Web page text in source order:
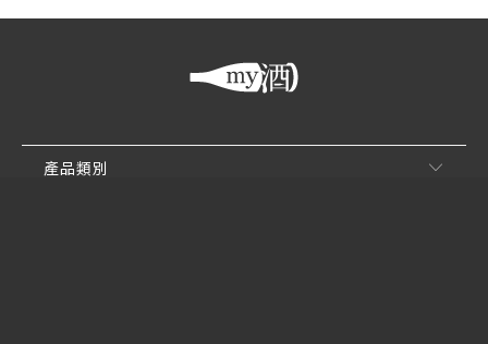
產品類別